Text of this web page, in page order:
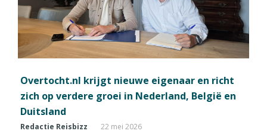
Overtocht.nl krijgt nieuwe eigenaar en richt
zich op verdere groei in Nederland, België en
Duitsland
Redactie Reisbizz 22 mei 2026